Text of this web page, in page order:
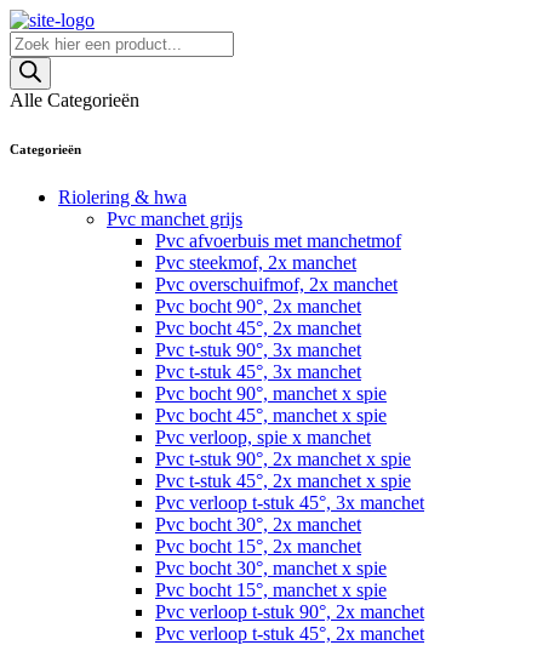
Skip
to
content
Producten
zoeken
Alle Categorieën
Categorieën
Riolering & hwa
Pvc manchet grijs
Pvc afvoerbuis met manchetmof
Pvc steekmof, 2x manchet
Pvc overschuifmof, 2x manchet
Pvc bocht 90°, 2x manchet
Pvc bocht 45°, 2x manchet
Pvc t-stuk 90°, 3x manchet
Pvc t-stuk 45°, 3x manchet
Pvc bocht 90°, manchet x spie
Pvc bocht 45°, manchet x spie
Pvc verloop, spie x manchet
Pvc t-stuk 90°, 2x manchet x spie
Pvc t-stuk 45°, 2x manchet x spie
Pvc verloop t-stuk 45°, 3x manchet
Pvc bocht 30°, 2x manchet
Pvc bocht 15°, 2x manchet
Pvc bocht 30°, manchet x spie
Pvc bocht 15°, manchet x spie
Pvc verloop t-stuk 90°, 2x manchet
Pvc verloop t-stuk 45°, 2x manchet